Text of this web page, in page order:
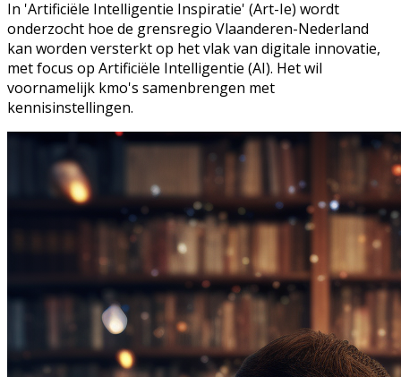
In 'Artificiële Intelligentie Inspiratie' (Art-Ie) wordt
onderzocht hoe de grensregio Vlaanderen-Nederland
kan worden versterkt op het vlak van digitale innovatie,
met focus op Artificiële Intelligentie (AI). Het wil
voornamelijk kmo's samenbrengen met
kennisinstellingen.